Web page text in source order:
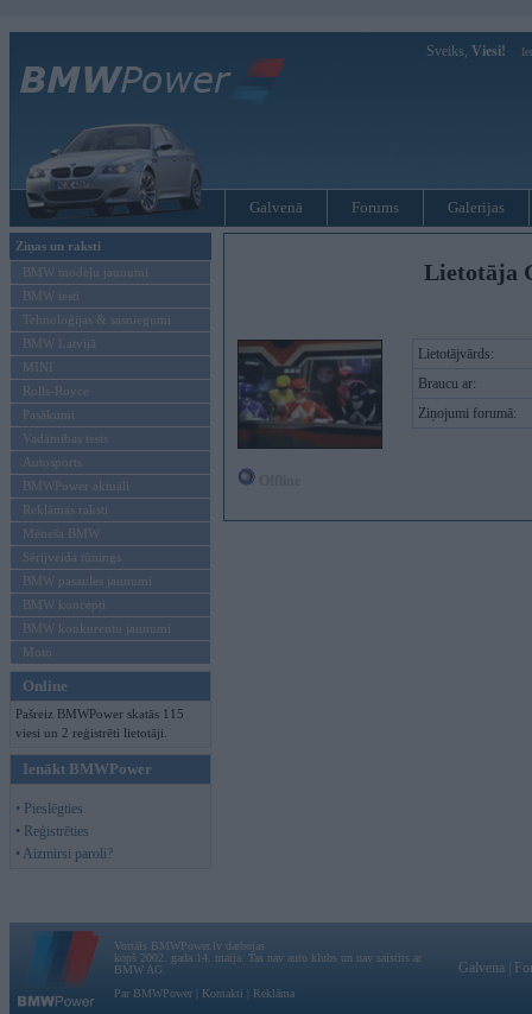
Sveiks, Viesi!
Galvenā Forums Galerijas
Ziņas un raksti
BMW modeļu jaunumi
BMW testi
Tehnoloģijas & sasniegumi
BMW Latvijā
MINI
Rolls-Royce
Pasākumi
Vadāmības tests
Autosports
BMWPower aktuāli
Reklāmas raksti
Mēneša BMW
Sērijveida tūnings
BMW pasaules jaunumi
BMW koncepti
BMW konkurentu jaunumi
Moto
Online
Pašreiz BMWPower skatās 115
viesi un 2 reģistrēti lietotāji.
Ienākt BMWPower
• Pieslēgties
• Reģistrēties
• Aizmirsi paroli?
Lietotāja
Lietotājvārds:
Braucu ar:
Ziņojumi forumā:
Vortāls BMWPower.lv darbojas
kopš 2002. gada 14. maija. Tas nav auto klubs un nav saistīts ar
BMW AG.
Par BMWPower
Kontakti Reklāma
Galvena